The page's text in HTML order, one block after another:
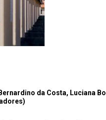
da Costa, Luciana